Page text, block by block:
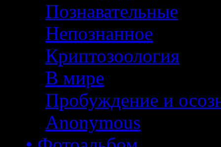
Познавательные
Непознанное
Криптозоология
В мире
Пробуждение и
Anonymous